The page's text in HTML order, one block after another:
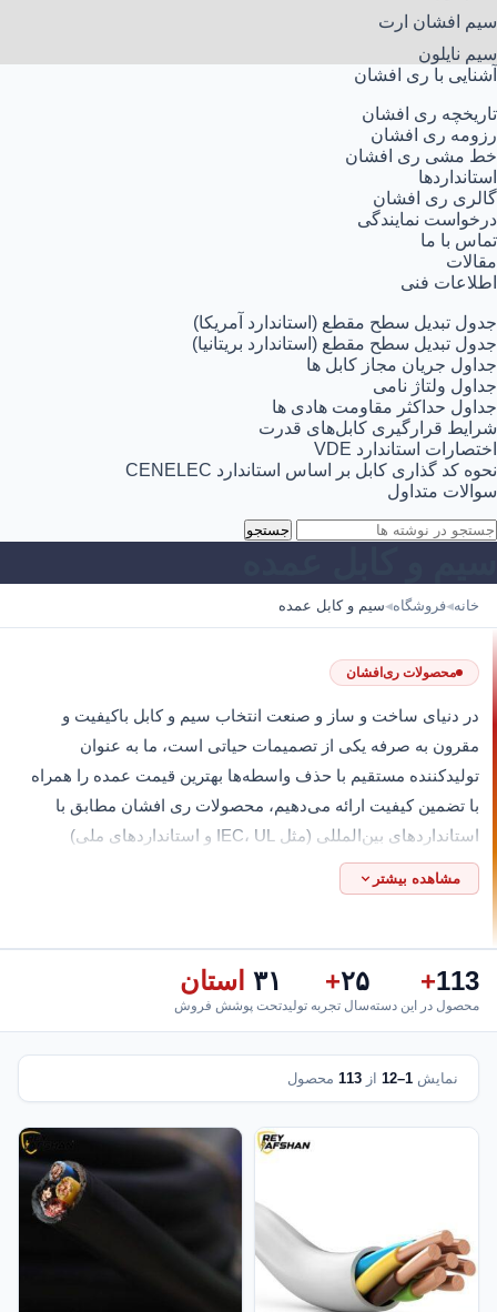
سیم افشان ارت
سیم نایلون
آشنایی با ری افشان
تاریخچه ری افشان
رزومه ری افشان
خط مشی ری افشان
استانداردها
گالری ری افشان
درخواست نمایندگی
تماس با ما
مقالات
اطلاعات فنی
جدول تبدیل سطح مقطع (استاندارد آمریکا)
جدول تبدیل سطح مقطع (استاندارد بریتانیا)
جداول جریان مجاز کابل ها
جداول ولتاژ نامی
جداول حداکثر مقاومت هادی ها
شرایط قرارگیری کابل‌های قدرت
اختصارات استاندارد VDE
نحوه کد گذاری کابل بر اساس استاندارد CENELEC
سوالات متداول
جستجو
خانه◀فروشگاه◀سیم و کابل عمده
محصولات ری‌افشان
در دنیای ساخت‌ و ساز و صنعت انتخاب سیم و کابل باکیفیت و
مقرون‌ به‌ صرفه یکی از تصمیمات حیاتی است، ما به عنوان
تولیدکننده مستقیم با حذف واسطه‌ها بهترین قیمت عمده را همراه
با تضمین کیفیت ارائه می‌دهیم، محصولات ری افشان مطابق با
استانداردهای بین‌المللی (مثل IEC، UL و استانداردهای ملی)
طراحی شده‌اند تا عملکردی بی‌عیب در پروژه‌های شما داشته
باشند، چه برای ساختمان‌های مسکونی، صنایع سنگین یا
کابل از کارخانه خرید مستقیم سیم و کابل از کارخانه فرصتی است
برای دستیابی به قیمت‌های واقعاً رقابتی و سفارش‌های متناسب با
نیاز دقیق پروژه، همچنین با ظرفیت تولید بالا تضمین می‌کنیم که
فروش عمده سیم و کابل در تهران با وجود انبارهای مجهز در تهران
فروش عمده سیم برق و کابل برق را در کمترین زمان ممکن به شما
تحویل می‌دهیم، این امکان به‌ ویژه برای پیمانکاران و شرکت‌های
فعال در پروژه‌های بزرگ حیاتی است، چرا که به شما اجازه می‌دهد
بدون نگرانی پروژه را پیش ببرید، شبکه توزیع گسترده ما در تهران
امکان ارسال فوری به تمام نقاط شهر و حومه را فراهم کرده است.
قیمت عمده سیم افشان سیم افشان به‌ دلیل انعطاف‌پذیری و
مقاومت در برابر خمش در صنایع مختلفی مانند تجهیزات پزشکی،
مشاهده بیشتر
113
+
محصول در این دسته
۲۵+
سال تجربه تولید
۳۱ استان
تحت پوشش فروش
نمایش 1–12 از 113 محصول